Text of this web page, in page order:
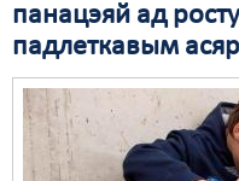
панацэяй ад
падлеткавым
Грамадзянскія ініцыятывы
Дзяржава
Дыскрымінацыя
Затрыманьні
RSS